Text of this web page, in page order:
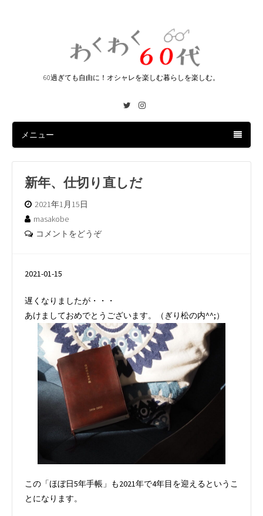
60過ぎても自由に！オシャレを楽しむ暮らしを楽しむ。
TwitterInstagram
メニュー
新年、仕切り直しだ
2021年1月15日
masakobe
コメントをどうぞ
2021-01-15
遅くなりましたが・・・
あけましておめでとうございます。（ぎり松の内^^;）
この「ほぼ日5年手帳」も2021年で4年目を迎えるというこ
とになります。